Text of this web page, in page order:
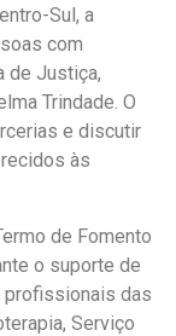
Sul, a
com
de Justiça,
Trindade. O
e discutir
às
de Fomento
o suporte de
profissionais das
Serviço